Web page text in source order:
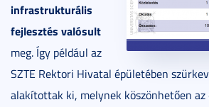
infrastrukturális
fejlesztés valósult
meg. Így például az
SZTE Rektori Hivatal épületében
alakítottak ki, melynek köszönhetően